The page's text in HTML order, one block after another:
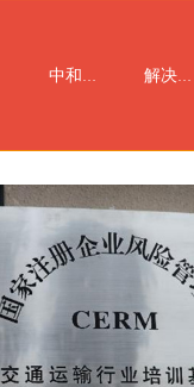
中和智库 解决方案